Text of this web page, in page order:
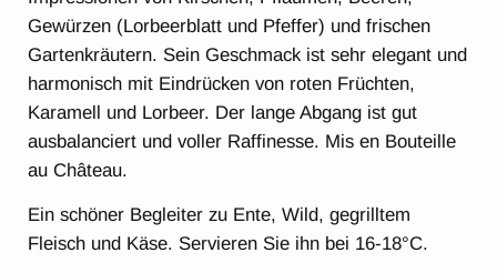
Gewürzen (Lorbeerblatt und Pfeffer) und frischen
Gartenkräutern. Sein Geschmack ist sehr elegant und
harmonisch mit Eindrücken von roten Früchten,
Karamell und Lorbeer. Der lange Abgang ist gut
ausbalanciert und voller Raffinesse. Mis en Bouteille
au Château.
Ein schöner Begleiter zu Ente, Wild, gegrilltem
Fleisch und Käse. Servieren Sie ihn bei 16-18°C.